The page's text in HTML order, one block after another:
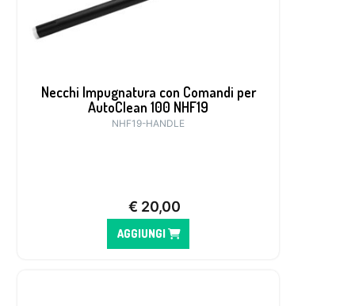
Necchi Impugnatura con Comandi per
AutoClean 100 NHF19
NHF19-HANDLE
€ 20,00
AGGIUNGI